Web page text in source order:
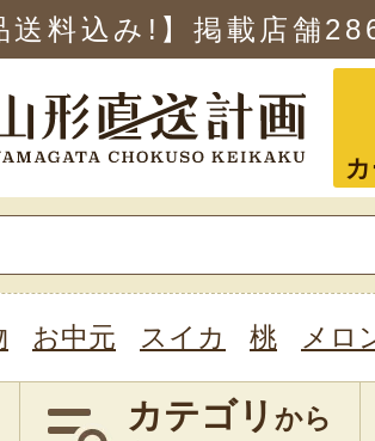
送料込み!】掲載店舗
お中元 スイカ 桃 メロ
カテゴリ から